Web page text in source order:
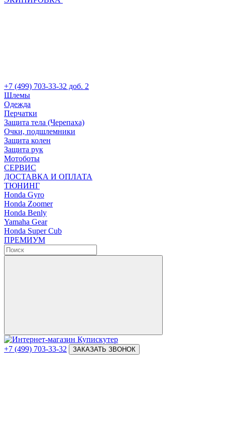
+7 (499) 703-33-32 доб. 2
Шлемы
Одежда
Перчатки
Защита тела (Черепаха)
Очки, подшлемники
Защита колен
Защита рук
Мотоботы
СЕРВИС
ДОСТАВКА И ОПЛАТА
ТЮНИНГ
Honda Gyro
Honda Zoomer
Honda Benly
Yamaha Gear
Honda Super Cub
ПРЕМИУМ
+7 (499) 703-33-32 ЗАКАЗАТЬ ЗВОНОК